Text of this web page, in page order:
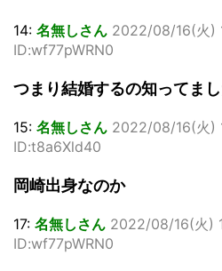
14: 名無しさん 2022/08/16(火)
ID:wf77pWRN0
つまり結婚するの知ってま
15: 名無しさん 2022/08/16(火)
ID:t8a6Xld40
岡崎出身なのか
17: 名無しさん 2022/08/16(火)
ID:wf77pWRN0